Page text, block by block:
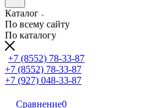
Каталог
По всему сайту
По каталогу
+7 (8552) 78-33-87
+7 (8552) 78-33-87
+7 (927) 048-33-87
Сравнение0